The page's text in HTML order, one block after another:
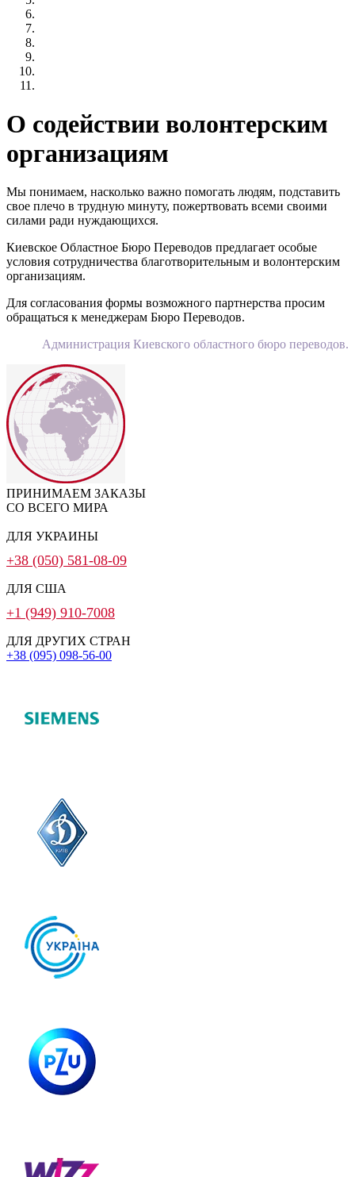
О содействии волонтерским
организациям
Мы понимаем, насколько важно помогать людям, подставить
свое плечо в трудную минуту, пожертвовать всеми своими
силами ради нуждающихся.
Киевское Областное Бюро Переводов предлагает особые
условия сотрудничества благотворительным и волонтерским
организациям.
Для согласования формы возможного партнерства просим
обращаться к менеджерам Бюро Переводов.
Администрация Киевского областного бюро переводов.
ПРИНИМАЕМ ЗАКАЗЫ
СО ВСЕГО МИРА
ДЛЯ УКРАИНЫ
+38 (050) 581-08-09
ДЛЯ США
+1 (949) 910-7008
ДЛЯ ДРУГИХ СТРАН
+38 (095) 098-56-00